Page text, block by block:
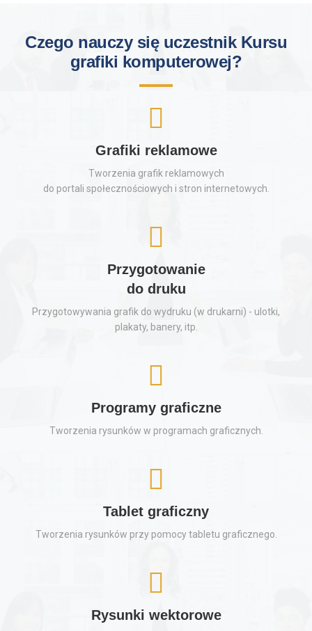
Czego nauczy się uczestnik Kursu
grafiki komputerowej?
Grafiki reklamowe
Tworzenia grafik reklamowych
do portali społecznościowych i stron internetowych.
Przygotowanie
do druku
Przygotowywania grafik do wydruku (w drukarni) - ulotki,
plakaty, banery, itp.
Programy graficzne
Tworzenia rysunków w programach graficznych.
Tablet graficzny
Tworzenia rysunków przy pomocy tabletu graficznego.
Rysunki wektorowe